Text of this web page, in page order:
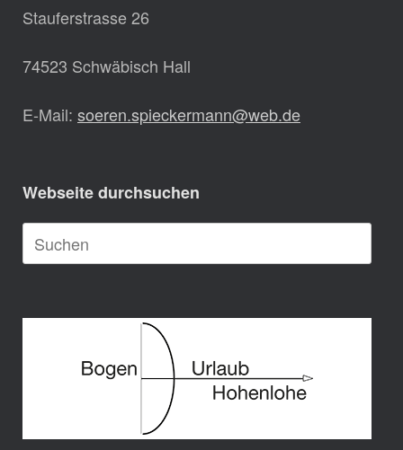
Stauferstrasse 26
74523 Schwäbisch Hall
E-Mail: soeren.spieckermann@web.de
Webseite durchsuchen
Suche
nach: